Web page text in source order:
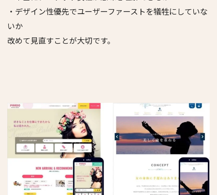
・デザイン性優先でユーザーファーストを犠牲にしていな
いか
改めて見直すことが大切です。